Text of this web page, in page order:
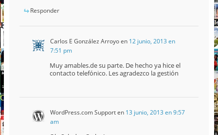
Responder
Carlos E González Arroyoen 12 junio, 2013 en
7:51 pm
Muy amables.de su parte. De hecho ya hice el
contacto telefónico. Les agradezco la gestión
WordPress.com Supporten 13 junio, 2013 en 9:57
am